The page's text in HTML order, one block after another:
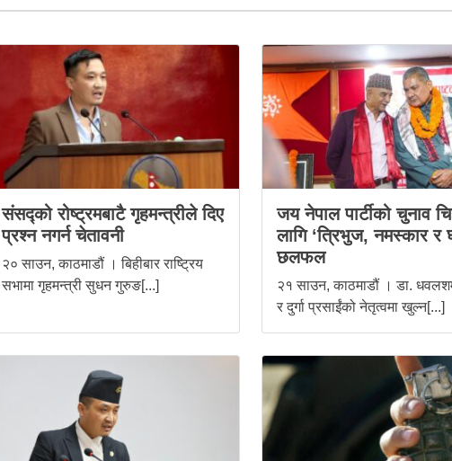
संसद्को रोष्ट्रमबाटै गृहमन्त्रीले दिए
प्रश्न नगर्न चेतावनी
२० साउन, काठमाडौं । बिहीबार राष्ट्रिय
सभामा गृहमन्त्री सुधन गुरुङ[...]
जय नेपाल पार्टीको चुनाव
लागि ‘त्रिभुज, नमस्कार र
छलफल
२१ साउन, काठमाडौं । डा.
र दुर्गा प्रसाईंको नेतृत्वमा खुल्न[...]